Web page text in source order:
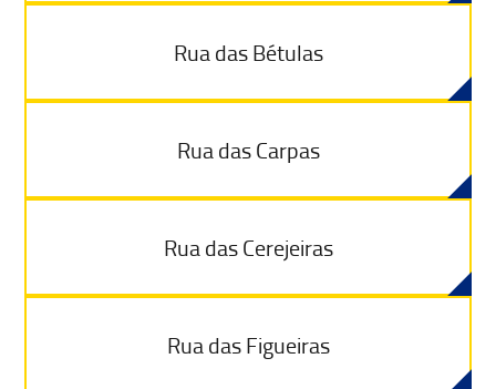
Rua das Bétulas
Rua das Carpas
Rua das Cerejeiras
Rua das Figueiras